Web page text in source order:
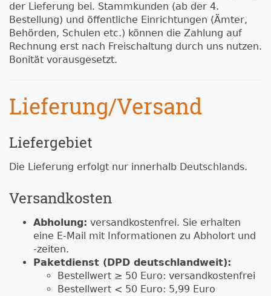
der Lieferung bei. Stammkunden (ab der 4.
Bestellung) und öffentliche Einrichtungen (Ämter,
Behörden, Schulen etc.) können die Zahlung auf
Rechnung erst nach Freischaltung durch uns nutzen.
Bonität vorausgesetzt.
Lieferung/Versand
Liefergebiet
Die Lieferung erfolgt nur innerhalb Deutschlands.
Versandkosten
Abholung: versandkostenfrei. Sie erhalten
eine E-Mail mit Informationen zu Abholort und
-zeiten.
Paketdienst (DPD deutschlandweit):
Bestellwert ≥ 50 Euro: versandkostenfrei
Bestellwert < 50 Euro: 5,99 Euro